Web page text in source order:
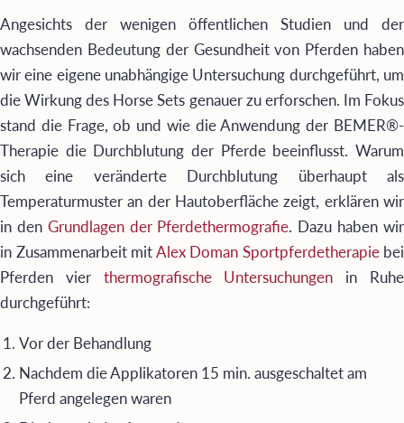
Angesichts der wenigen öffentlichen Studien und der
wachsenden Bedeutung der Gesundheit von Pferden haben
wir eine eigene unabhängige Untersuchung durchgeführt, um
die Wirkung des Horse Sets genauer zu erforschen. Im Fokus
stand die Frage, ob und wie die Anwendung der BEMER®-
Therapie die Durchblutung der Pferde beeinflusst. Warum
sich eine veränderte Durchblutung überhaupt als
Temperaturmuster an der Hautoberfläche zeigt, erklären wir
in den Grundlagen der Pferdethermografie. Dazu haben wir
in Zusammenarbeit mitAlex Doman Sportpferdetherapiebei
Pferden vier thermografische Untersuchungen in Ruhe
durchgeführt:
Vor der Behandlung
Nachdem die Applikatoren 15 min. ausgeschaltet am
Pferd angelegen waren